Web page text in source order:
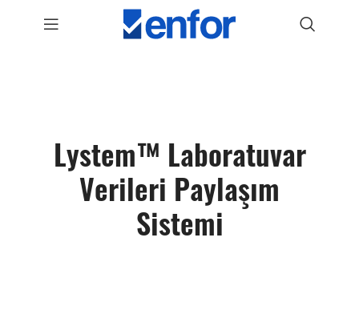
Lystem™ Laboratuvar
Verileri Paylaşım
Sistemi